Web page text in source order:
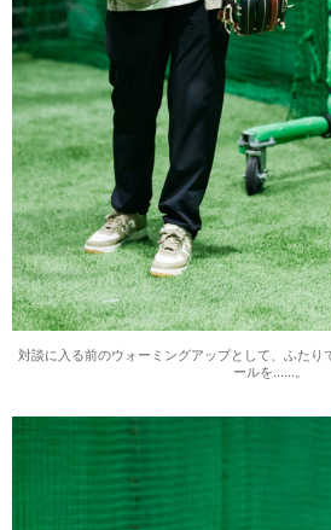
対談に入る前のウォーミングアップとして、ふたり
ールを……。